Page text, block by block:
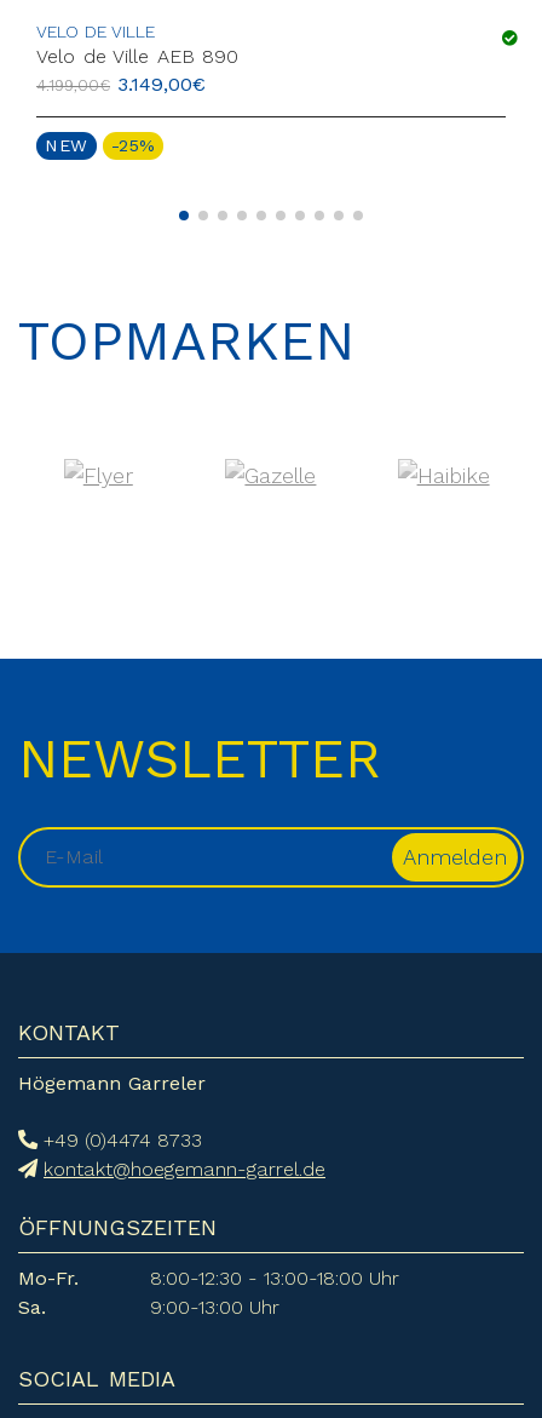
VELO DE VILLE
Velo de Ville AEB 890
4.199,00€ 3.149,00€
NEW -25%
TOPMARKEN
NEWSLETTER
KONTAKT
Högemann Garreler
+49 (0)4474 8733
kontakt@hoegemann-garrel.de
ÖFFNUNGSZEITEN
Mo-Fr.
8:00-12:30 - 13:00-18:00 Uhr
Sa.
9:00-13:00 Uhr
SOCIAL MEDIA